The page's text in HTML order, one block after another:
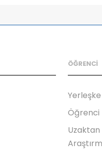
ÖĞRENCİ
Yerleşke
Öğrenci